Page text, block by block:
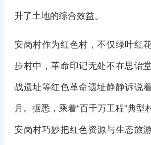
升了土地的综合效益。
安岗村作为红色村，不仅绿叶红
步村中，革命印记无处不在思诒
战遗址等红色革命遗址静静诉说
月。据悉，乘着“百千万工程”典型
安岗村巧妙把红色资源与生态旅